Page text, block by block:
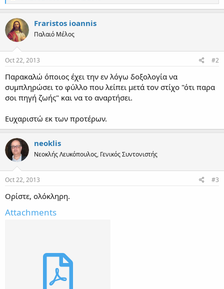
e
a
c
t
i
o
n
s
Fraristos ioannis
Παλαιό Μέλος
Oct 22, 2013 #2
Παρακαλώ όποιος έχει την εν λόγω δοξολογία να
συμπληρώσει το φύλλο που λείπει μετά τον στίχο "ότι παρα
σοι πηγή ζωής" και να το αναρτήσει.
Ευχαριστώ εκ των προτέρων.
neoklis
Νεοκλής Λευκόπουλος, Γενικός Συντονιστής
Oct 22, 2013 #3
Ορίστε, ολόκληρη.
Attachments